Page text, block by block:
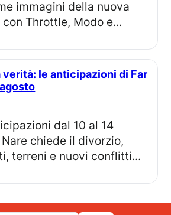
immagini della nuova
Throttle, Modo e...
chiede il divorzio,
terreni e nuovi conflitti...